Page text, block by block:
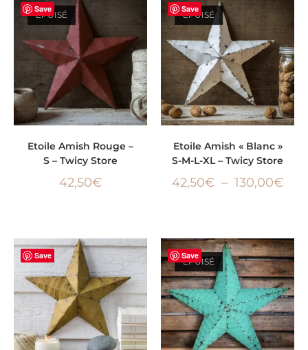
Save
ÉPUISÉ
Etoile Amish Rouge –
S – Twicy Store
42,50€
Save
ÉPUISÉ
Etoile Amish « Blanc »
S-M-L-XL – Twicy Store
42,50€ – 130,00€
Save Save
ÉPUISÉ